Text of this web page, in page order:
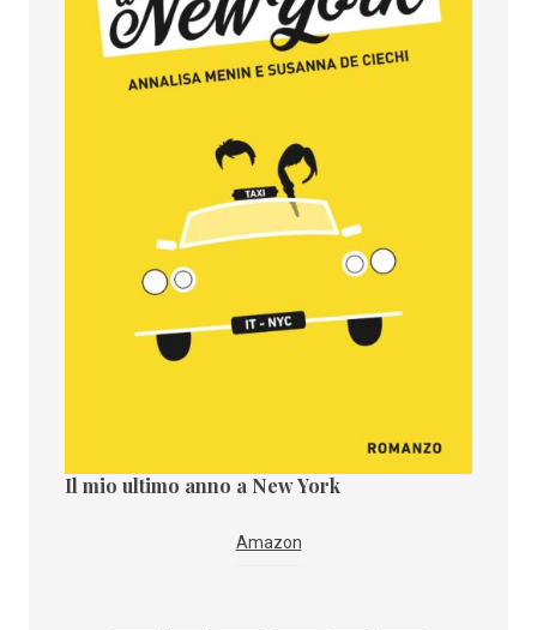
Il mio ultimo anno a New York
Amazon